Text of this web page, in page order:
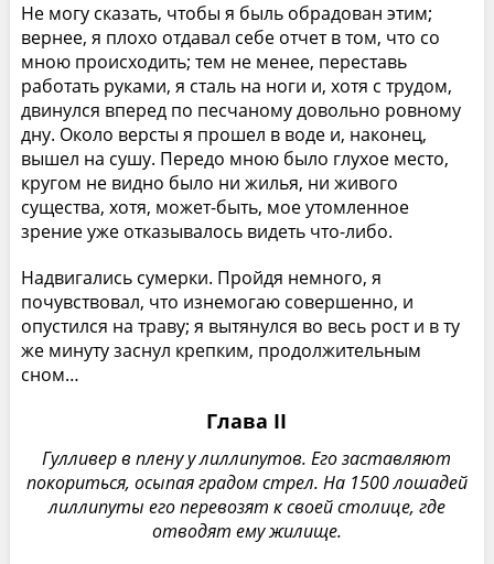
Не могу сказать, чтобы я быль обрадован этим;
вернее, я плохо отдавал себе отчет в том, что со
мною происходить; тем не менее, переставь
работать руками, я сталь на ноги и, хотя с трудом,
двинулся вперед по песчаному довольно ровному
дну. Около версты я прошел в воде и, наконец,
вышел на сушу. Передо мною было глухое место,
кругом не видно было ни жилья, ни живого
существа, хотя, может-быть, мое утомленное
зрение уже отказывалось видеть что-либо.
Надвигались сумерки. Пройдя немного, я
почувствовал, что изнемогаю совершенно, и
опустился на траву; я вытянулся во весь рост и в ту
же минуту заснул крепким, продолжительным
сном…
Глава II
Гулливер в плену у лиллипутов. Его заставляют
покориться, осыпая градом стрел. На 1500 лошадей
лиллипуты его перевозят к своей столице, где
отводят ему жилище.